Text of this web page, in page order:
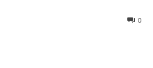
0